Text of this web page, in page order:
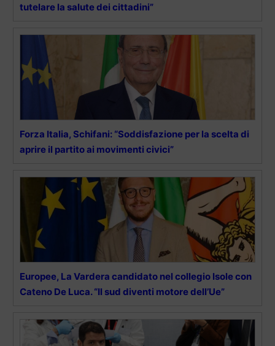
tutelare la salute dei cittadini”
Forza Italia, Schifani: “Soddisfazione per la scelta di
aprire il partito ai movimenti civici”
Europee, La Vardera candidato nel collegio Isole con
Cateno De Luca. “Il sud diventi motore dell’Ue”